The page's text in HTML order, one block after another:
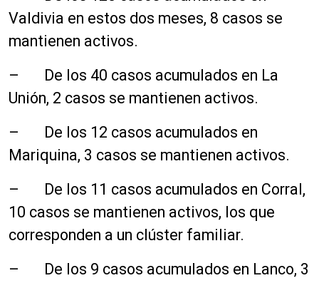
Valdivia en estos dos meses, 8 casos se
mantienen activos.
– De los 40 casos acumulados en La
Unión, 2 casos se mantienen activos.
– De los 12 casos acumulados en
Mariquina, 3 casos se mantienen activos.
– De los 11 casos acumulados en Corral,
10 casos se mantienen activos, los que
corresponden a un clúster familiar.
– De los 9 casos acumulados en Lanco, 3